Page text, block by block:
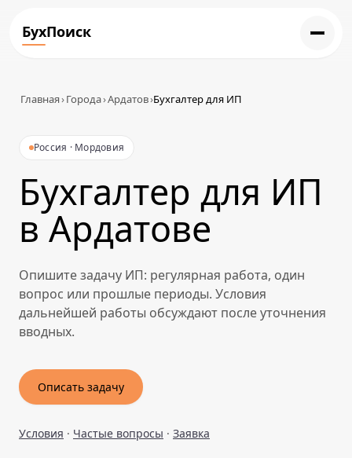
БухПоиск
Главная›Города›Ардатов›Бухгалтер для ИП
Россия · Мордовия
Бухгалтер для ИП
в Ардатове
Опишите задачу ИП: регулярная работа, один
вопрос или прошлые периоды. Условия
дальнейшей работы обсуждают после уточнения
вводных.
Описать задачу
Условия · Частые вопросы · Заявка